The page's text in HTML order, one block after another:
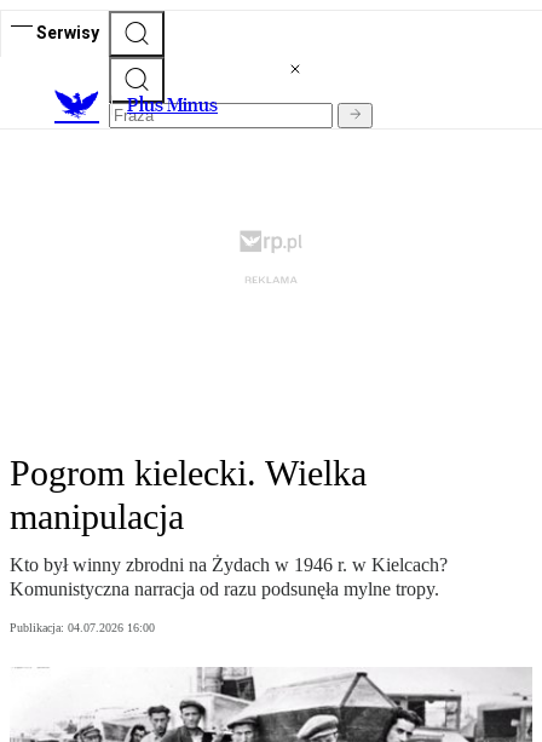
Serwisy
Plus Minus
Pogrom kielecki. Wielka
manipulacja
Kto był winny zbrodni na Żydach w 1946 r. w Kielcach?
Komunistyczna narracja od razu podsunęła mylne tropy.
Publikacja: 04.07.2026 16:00